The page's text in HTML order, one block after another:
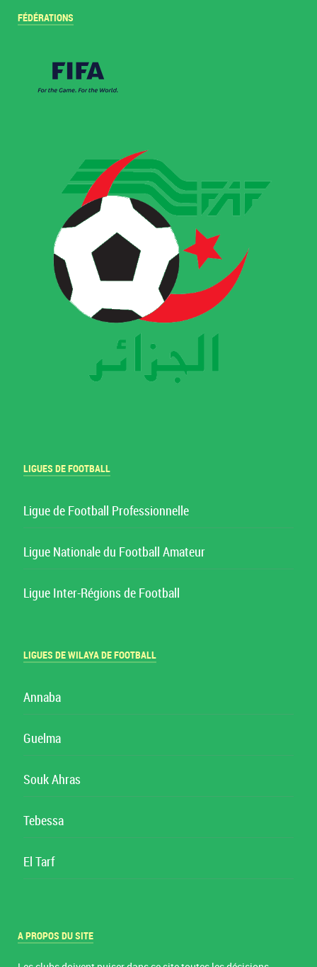
FÉDÉRATIONS
LIGUES DE FOOTBALL
Ligue de Football Professionnelle
Ligue Nationale du Football Amateur
Ligue Inter-Régions de Football
LIGUES DE WILAYA DE FOOTBALL
Annaba
Guelma
Souk Ahras
Tebessa
El Tarf
A PROPOS DU SITE